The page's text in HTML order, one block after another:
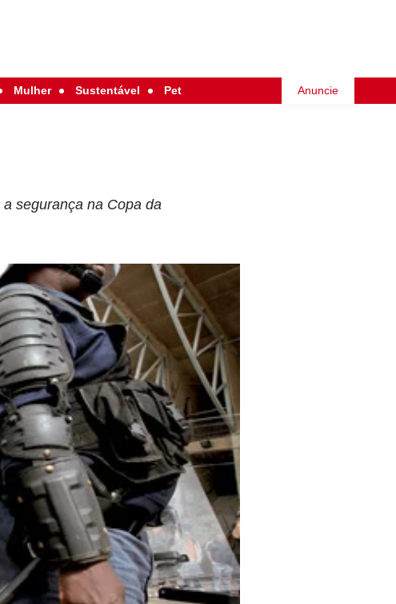
Mulher Sustentável Pet Anuncie
segurança na Copa da